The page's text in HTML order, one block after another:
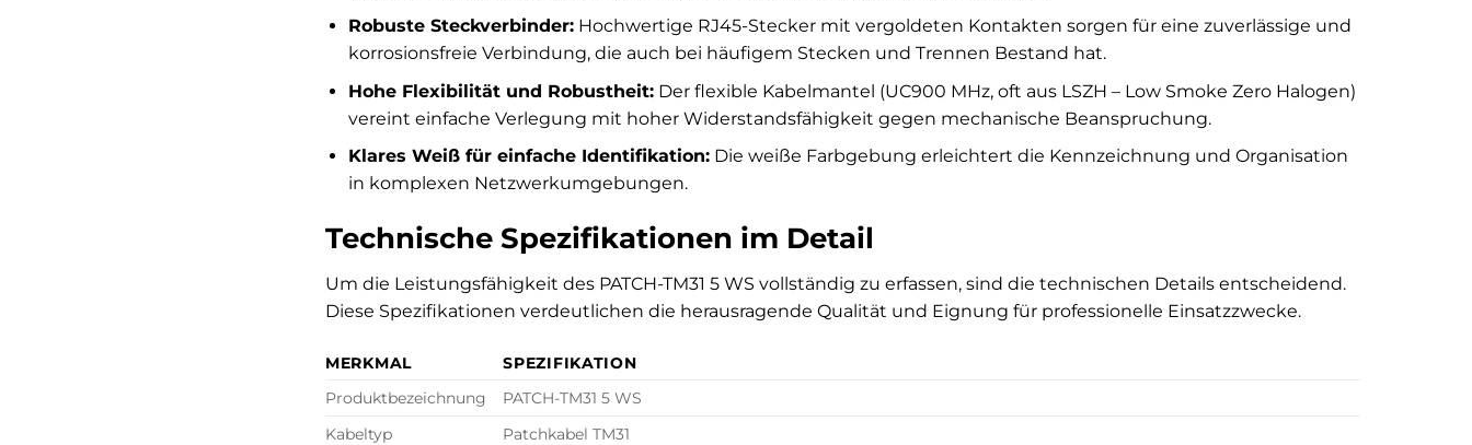
Robuste Steckverbinder:Hochwertige RJ45-Stecker mit vergoldeten Kontakten sorgen für eine zuverlässige und
korrosionsfreie Verbindung, die auch bei häufigem Stecken und Trennen Bestand hat.
Hohe Flexibilität und Robustheit:Der flexible Kabelmantel (UC900 MHz, oft aus LSZH – Low Smoke Zero Halogen)
vereint einfache Verlegung mit hoher Widerstandsfähigkeit gegen mechanische Beanspruchung.
Klares Weiß für einfache Identifikation:Die weiße Farbgebung erleichtert die Kennzeichnung und Organisation
in komplexen Netzwerkumgebungen.
Technische Spezifikationen im Detail
Um die Leistungsfähigkeit des PATCH-TM31 5 WS vollständig zu erfassen, sind die technischen Details entscheidend.
Diese Spezifikationen verdeutlichen die herausragende Qualität und Eignung für professionelle Einsatzzwecke.
MERKMAL
SPEZIFIKATION
Produktbezeichnung
PATCH-TM31 5 WS
Kabeltyp
Patchkabel TM31